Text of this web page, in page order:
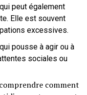
peut également
Elle est souvent
excessives.
pousse à agir ou à
sociales ou
comment